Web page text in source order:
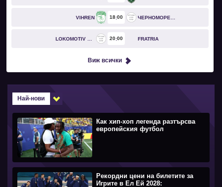
VIHREN 18 00
20 00 FRATRIA
Виж всички
Най-нови
Как хип-хоп легенда разтърсва
европейския футбол
Рекордни цени на билетите за
Игрите в Ел Ей 2028: